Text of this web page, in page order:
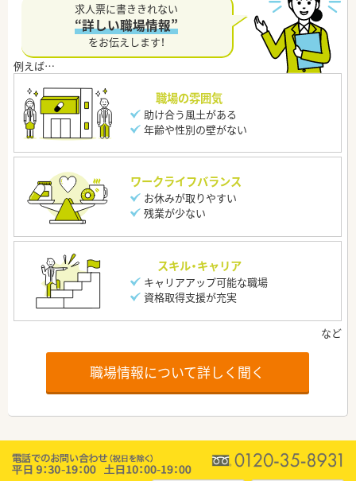
求人票に書ききれない
“詳しい職場情報”
をお伝えします！
職場の雰囲気
助け合う風土がある
年齢や性別の壁がない
ワークライフバランス
お休みが取りやすい
残業が少ない
スキル・キャリア
キャリアアップ可能な職場
資格取得支援が充実
職場情報について詳しく聞く